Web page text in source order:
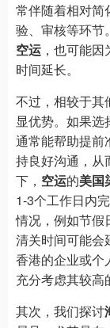
常伴随着相对简
验、审核等环节
空运 ，也可能
时间延长。
不过，相较于其
显优势。如果
通常能帮助提前
持良好沟通，从
下， 空运的美国
1-3个工作日内
情况，例如节假
清关时间可能会
香港的企业或个
充分考虑其较高
其次，我们探讨